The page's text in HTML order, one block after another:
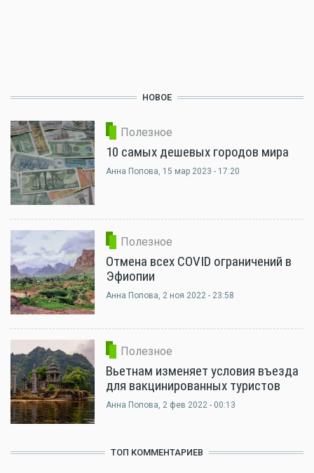
НОВОЕ
Полезное
10 самых дешевых городов мира
Анна Попова, 15 мар 2023 - 17:20
Полезное
Отмена всех COVID ограничений в
Эфиопии
Анна Попова, 2 ноя 2022 - 23:58
Полезное
Вьетнам изменяет условия въезда
для вакцинированных туристов
Анна Попова, 2 фев 2022 - 00:13
ТОП КОММЕНТАРИЕВ